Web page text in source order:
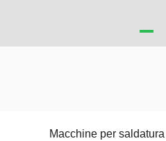
Macchine per